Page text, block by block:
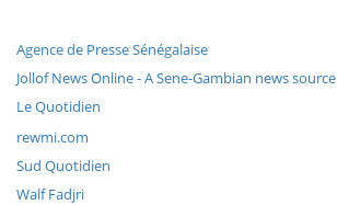
Agence de Presse Sénégalaise
Jollof News Online - A Sene-Gambian news source
Le Quotidien
rewmi.com
Sud Quotidien
Walf Fadjri